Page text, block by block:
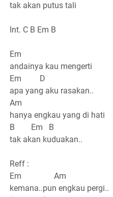
tak akan putus tali
Int. C B Em B
Em
andainya kau mengerti
Em D
apa yang aku rasakan..
Am
hanya engkau yang di hati
B Em B
tak akan kuduakan..
Reff :
Em Am
kemana..pun engkau pergi..